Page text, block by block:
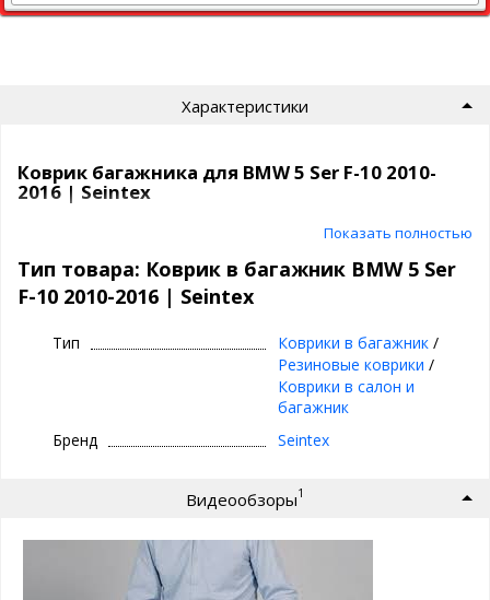
Характеристики
Коврик багажника для BMW 5 Ser F-10 2010-
2016 | Seintex
Коврик в багажник автомобиля |
полиуретановый, Seintex
⊕ высокие бортики, специальный рисунок
геометрию багажника вашего автомобиля
⊕ используется каждый день круглый год -
лето, осень, зима, весна
морозе, не пахнет - эластичный и практичный
⊕ износостоек, легко чистится и моется, прост
в уходе
Показать полностью
Тип товара: Коврик в багажник BMW 5 Ser
F-10 2010-2016 | Seintex
Тип Коврики в багажник/
Резиновые коврики /
Коврики в салон и
багажник
Бренд
Seintex
Видеообзоры1